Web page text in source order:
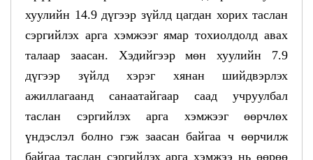
хуулийн 14.9 дүгээр зүйлд цагдан хорих таслан
сэргийлэх арга хэмжээг ямар тохиолдолд авах
талаар заасан. Хэдийгээр мөн хуулийн 7.9
дүгээр зүйлд хэрэг хянан шийдвэрлэх
ажиллагаанд санаатайгаар саад учруулбал
таслан сэргийлэх арга хэмжээг өөрчлөх
үндэслэл болно гэж заасан байгаа ч өөрчилж
байгаа таслан сэргийлэх арга хэмжээ нь өөрөө